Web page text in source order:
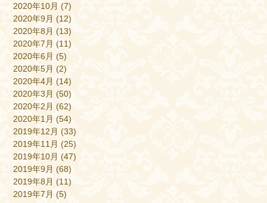
2020年10月 (7)
2020年9月 (12)
2020年8月 (13)
2020年7月 (11)
2020年6月 (5)
2020年5月 (2)
2020年4月 (14)
2020年3月 (50)
2020年2月 (62)
2020年1月 (54)
2019年12月 (33)
2019年11月 (25)
2019年10月 (47)
2019年9月 (68)
2019年8月 (11)
2019年7月 (5)